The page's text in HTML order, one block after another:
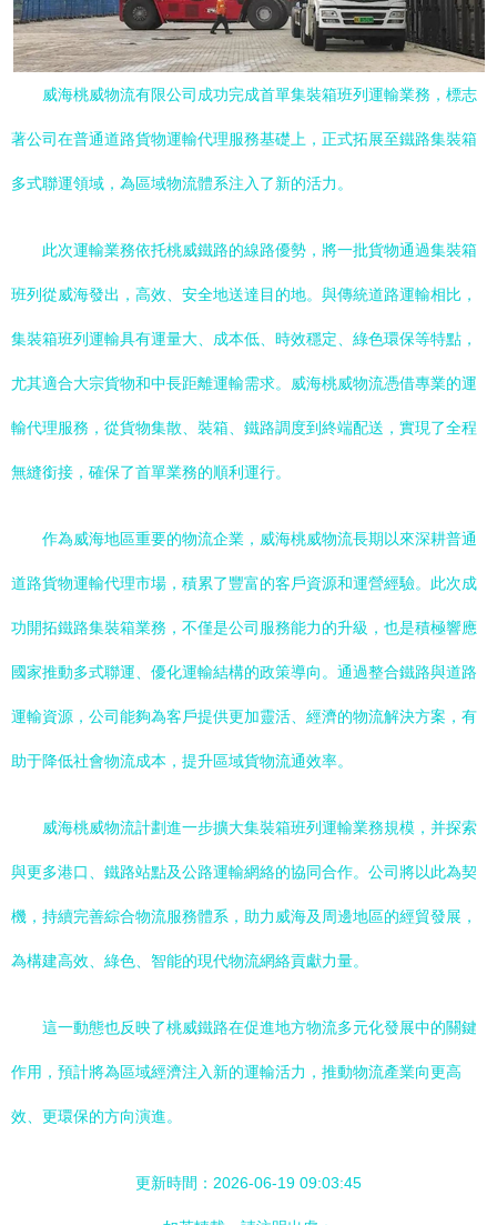
威海桃威物流有限公司成功完成首單集裝箱班列運輸業務，標志
著公司在普通道路貨物運輸代理服務基礎上，正式拓展至鐵路集裝箱
多式聯運領域，為區域物流體系注入了新的活力。
此次運輸業務依托桃威鐵路的線路優勢，將一批貨物通過集裝箱
班列從威海發出，高效、安全地送達目的地。與傳統道路運輸相比，
集裝箱班列運輸具有運量大、成本低、時效穩定、綠色環保等特點，
尤其適合大宗貨物和中長距離運輸需求。威海桃威物流憑借專業的運
輸代理服務，從貨物集散、裝箱、鐵路調度到終端配送，實現了全程
無縫銜接，確保了首單業務的順利運行。
作為威海地區重要的物流企業，威海桃威物流長期以來深耕普通
道路貨物運輸代理市場，積累了豐富的客戶資源和運營經驗。此次成
功開拓鐵路集裝箱業務，不僅是公司服務能力的升級，也是積極響應
國家推動多式聯運、優化運輸結構的政策導向。通過整合鐵路與道路
運輸資源，公司能夠為客戶提供更加靈活、經濟的物流解決方案，有
助于降低社會物流成本，提升區域貨物流通效率。
威海桃威物流計劃進一步擴大集裝箱班列運輸業務規模，并探索
與更多港口、鐵路站點及公路運輸網絡的協同合作。公司將以此為契
機，持續完善綜合物流服務體系，助力威海及周邊地區的經貿發展，
為構建高效、綠色、智能的現代物流網絡貢獻力量。
這一動態也反映了桃威鐵路在促進地方物流多元化發展中的關鍵
作用，預計將為區域經濟注入新的運輸活力，推動物流產業向更高
效、更環保的方向演進。
更新時間：2026-06-19 09:03:45